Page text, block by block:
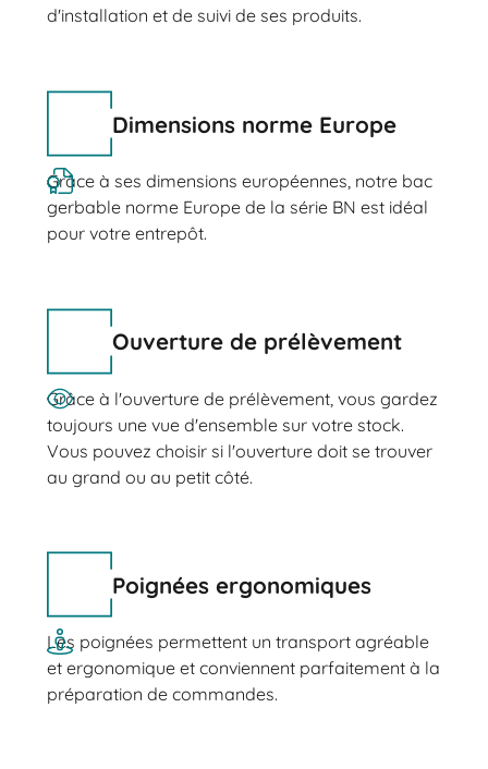
d'installation et de suivi de ses produits.
Dimensions norme Europe
Grâce à ses dimensions européennes, notre bac
gerbable norme Europe de la série BN est idéal
pour votre entrepôt.
Ouverture de prélèvement
Grâce à l'ouverture de prélèvement, vous gardez
toujours une vue d'ensemble sur votre stock.
Vous pouvez choisir si l'ouverture doit se trouver
au grand ou au petit côté.
Poignées ergonomiques
Les poignées permettent un transport agréable
et ergonomique et conviennent parfaitement à la
préparation de commandes.